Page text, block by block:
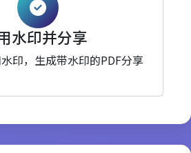
水印并分享
印，生成带水印的PDF分享